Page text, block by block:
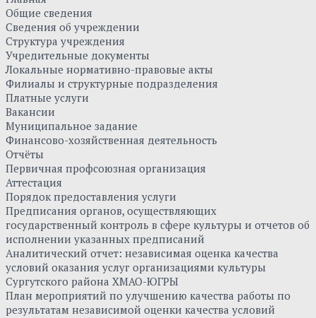
Общие сведения
Сведения об учреждении
Структура учреждения
Учредительные документы
Локальные нормативно-правовые акты
Филиалы и структурные подразделения
Платные услуги
Вакансии
Муниципальное задание
Финансово-хозяйственная деятельность
Отчёты
Первичная профсоюзная организация
Аттестация
Порядок предоставления услуги
Предписания органов, осуществляющих
государственный контроль в сфере культуры и отчетов об
исполнении указанных предписаний
Аналитический отчет: независимая оценка качества
условий оказания услуг организациями культуры
Сургутского района ХМАО-ЮГРЫ
План мероприятий по улучшению качества работы по
результатам независимой оценки качества условий